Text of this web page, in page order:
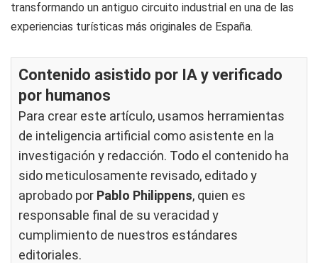
transformando un antiguo circuito industrial en una de las
experiencias turísticas más originales de España.
Contenido asistido por IA y verificado
por humanos
Para crear este artículo, usamos herramientas
de inteligencia artificial como asistente en la
investigación y redacción. Todo el contenido ha
sido meticulosamente revisado, editado y
aprobado por Pablo Philippens, quien es
responsable final de su veracidad y
cumplimiento de nuestros estándares
editoriales.